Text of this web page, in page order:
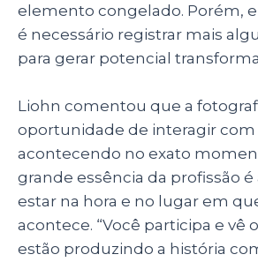
elemento congelado. Porém,
é necessário registrar mais
para gerar potencial
Liohn comentou que a
oportunidade de interagir com
acontecendo no exato
grande essência da profissão
estar na hora e no lugar em
acontece. “Você participa e vê
estão produzindo a história